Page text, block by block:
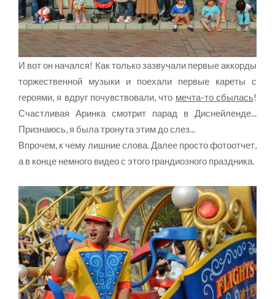
И вот он начался! Как только зазвучали первые аккорды
торжественной музыки и поехали первые кареты с
героями, я вдруг почувствовали, что мечта-то сбылась!
Счастливая Аринка смотрит парад в Диснейленде...
Признаюсь, я была тронута этим до слез...
Впрочем, к чему лишние слова. Далее просто фотоотчет,
а в конце немного видео с этого грандиозного праздника.